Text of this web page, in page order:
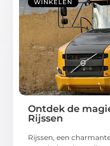
WINKELEN
Ontdek de
Rijssen
Rijssen, een